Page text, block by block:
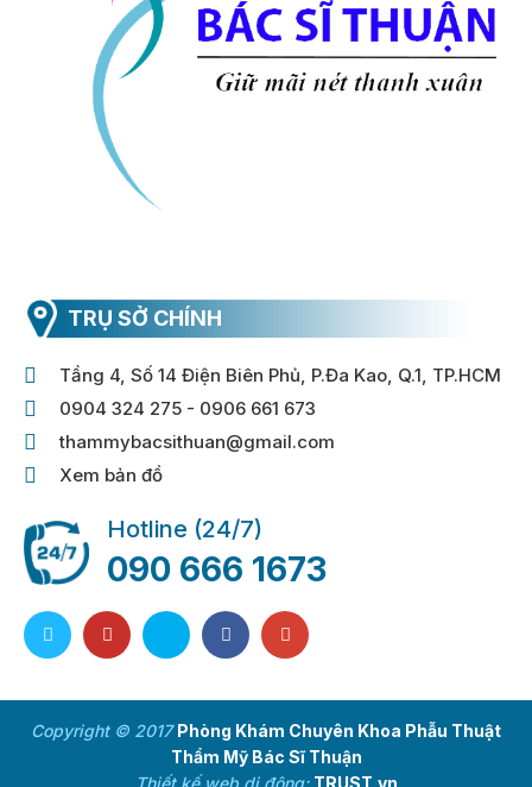
TRỤ SỞ CHÍNH
Tầng 4, Số 14 Điện Biên Phủ, P.Đa Kao, Q.1, TP.HCM
0904 324 275 - 0906 661 673
thammybacsithuan@gmail.com
Xem bản đồ
Hotline (24/7)
090 666 1673
Copyright © 2017Phòng Khám Chuyên Khoa Phẫu Thuật
Thẩm Mỹ Bác Sĩ Thuận
Thiết kế web di động: TRUST.vn